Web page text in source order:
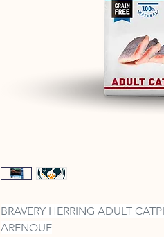
BRAVERY HERRING ADULT
ARENQUE